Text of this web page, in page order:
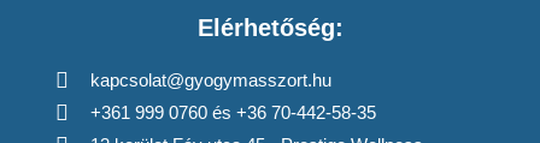
Elérhetőség:
kapcsolat@gyogymasszort.hu
+361 999 0760 és +36 70-442-58-35